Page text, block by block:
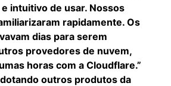
intuitivo de usar. Nossos
rapidamente. Os
dias para serem
provedores de nuvem,
horas com a Cloudflare.”
outros produtos da